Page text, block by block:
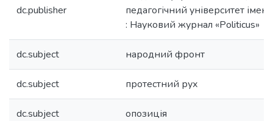
dc.publisher
педагогічний університет
: Науковий журнал «Politicus»
dc.subject народний фронт
dc.subject протестний рух
dc.subject опозиція